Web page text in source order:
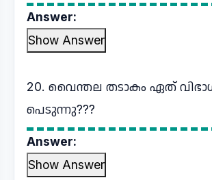
Answer:
Show Answer
20. വൈന്തല തടാകം ഏത്
പെടുന്നു???
Answer:
Show Answer